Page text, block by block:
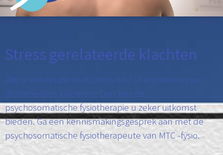
Stress gerelateerde klachten
Ziet u een relatie met stress en / of emoties en uw
(lichamelijke) klachten? Dan kan de
psychosomatische fysiotherapie u zeker uitkomst
bieden. Ga een kennismakingsgesprek aan met de
psychosomatische fysiotherapeute van MTC -fysio.